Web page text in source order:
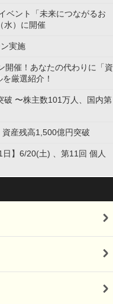
ベント「未来につながるお
水）に開催
実施
開催！あなたの代わりに「資
厳選紹介！
破 〜株主数101万人、国内第
産残高1,500億円突破
日】6/20(土) 、第11回 個人